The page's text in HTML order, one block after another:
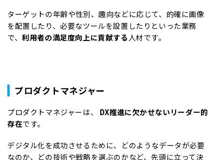
ターゲットの年齢や性別、趣向などに応じて、的確に画像
を配置したり、必要なツールを設置したりといった業務
で、利用者の満足度向上に貢献する 人材です。
プロダクトマネジャー
プロダクトマネジャーは、 DX推進に欠かせないリーダー的
存在です。
デジタル化を成功させるために、どのようなデータが必要
なのか、どの技術や戦略を選ぶのかなど、先頭に立って決